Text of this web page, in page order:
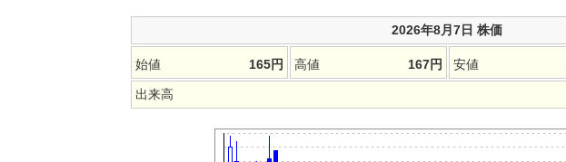
2026年8月7日 株価
始値 165円 高値 167円 安値
出来高